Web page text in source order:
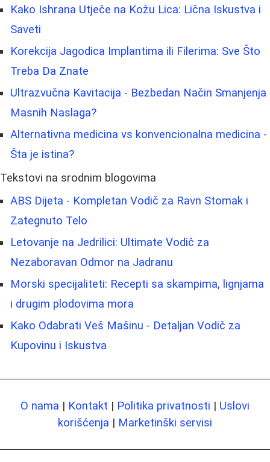
Kako Ishrana Utječe na Kožu Lica: Lična Iskustva i
Saveti
Korekcija Jagodica Implantima ili Filerima: Sve Što
Treba Da Znate
Ultrazvučna Kavitacija - Bezbedan Način Smanjenja
Masnih Naslaga?
Alternativna medicina vs konvencionalna medicina -
Šta je istina?
Tekstovi na srodnim blogovima
ABS Dijeta - Kompletan Vodič za Ravn Stomak i
Zategnuto Telo
Letovanje na Jedrilici: Ultimate Vodič za
Nezaboravan Odmor na Jadranu
Morski specijaliteti: Recepti sa skampima, lignjama
i drugim plodovima mora
Kako Odabrati Veš Mašinu - Detaljan Vodič za
Kupovinu i Iskustva
O nama | Kontakt | Politika privatnosti | Uslovi
korišćenja | Marketinški servisi